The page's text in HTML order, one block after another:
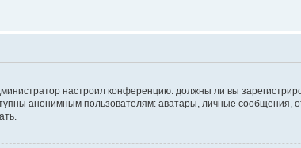
настроил конференцию: должны ли вы
анонимным пользователям: аватары, личные сообщения,